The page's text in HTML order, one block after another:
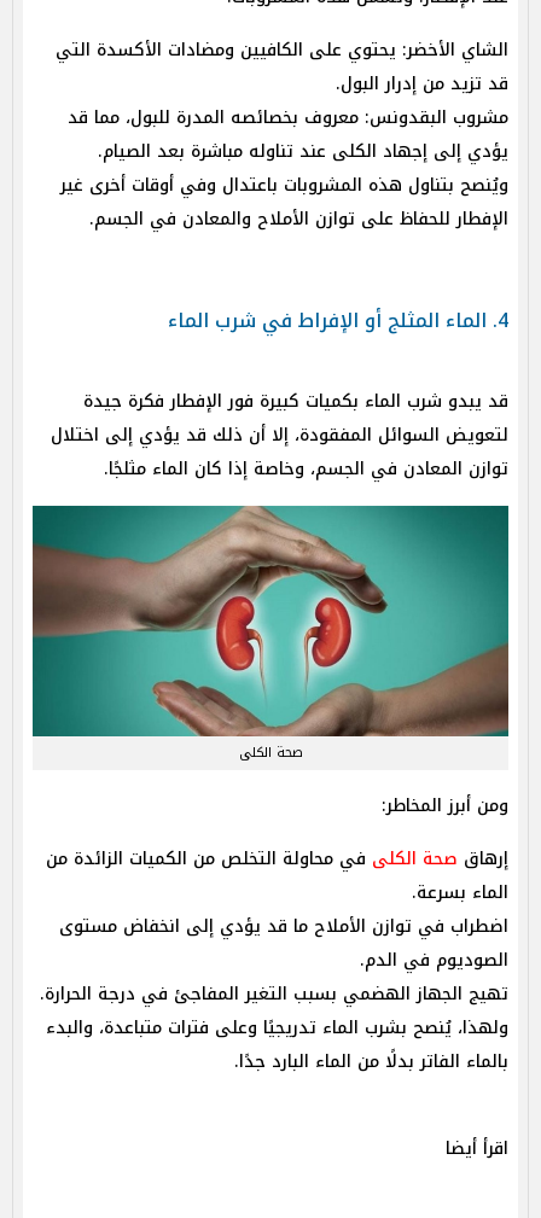
الشاي الأخضر: يحتوي على الكافيين ومضادات الأكسدة التي
قد تزيد من إدرار البول.
مشروب البقدونس: معروف بخصائصه المدرة للبول، مما قد
يؤدي إلى إجهاد الكلى عند تناوله مباشرة بعد الصيام.
ويُنصح بتناول هذه المشروبات باعتدال وفي أوقات أخرى غير
الإفطار للحفاظ على توازن الأملاح والمعادن في الجسم.
4. الماء المثلج أو الإفراط في شرب الماء
قد يبدو شرب الماء بكميات كبيرة فور الإفطار فكرة جيدة
لتعويض السوائل المفقودة، إلا أن ذلك قد يؤدي إلى اختلال
توازن المعادن في الجسم، وخاصة إذا كان الماء مثلجًا.
صحة الكلى
ومن أبرز المخاطر:
إرهاق صحة الكلى في محاولة التخلص من الكميات الزائدة من
الماء بسرعة.
اضطراب في توازن الأملاح ما قد يؤدي إلى انخفاض مستوى
الصوديوم في الدم.
تهيج الجهاز الهضمي بسبب التغير المفاجئ في درجة الحرارة.
ولهذا، يُنصح بشرب الماء تدريجيًا وعلى فترات متباعدة، والبدء
بالماء الفاتر بدلًا من الماء البارد جدًا.
اقرأ أيضا